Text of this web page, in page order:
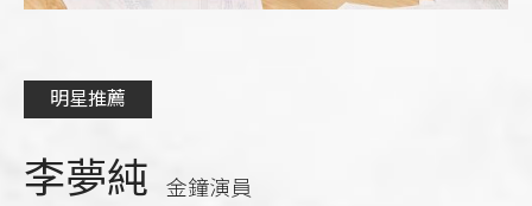
明星推薦
李夢純 金鐘演員